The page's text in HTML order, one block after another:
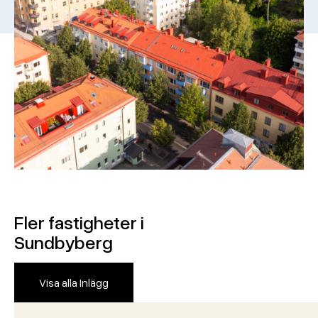
Fler fastigheter i
Sundbyberg
Visa alla Inlägg